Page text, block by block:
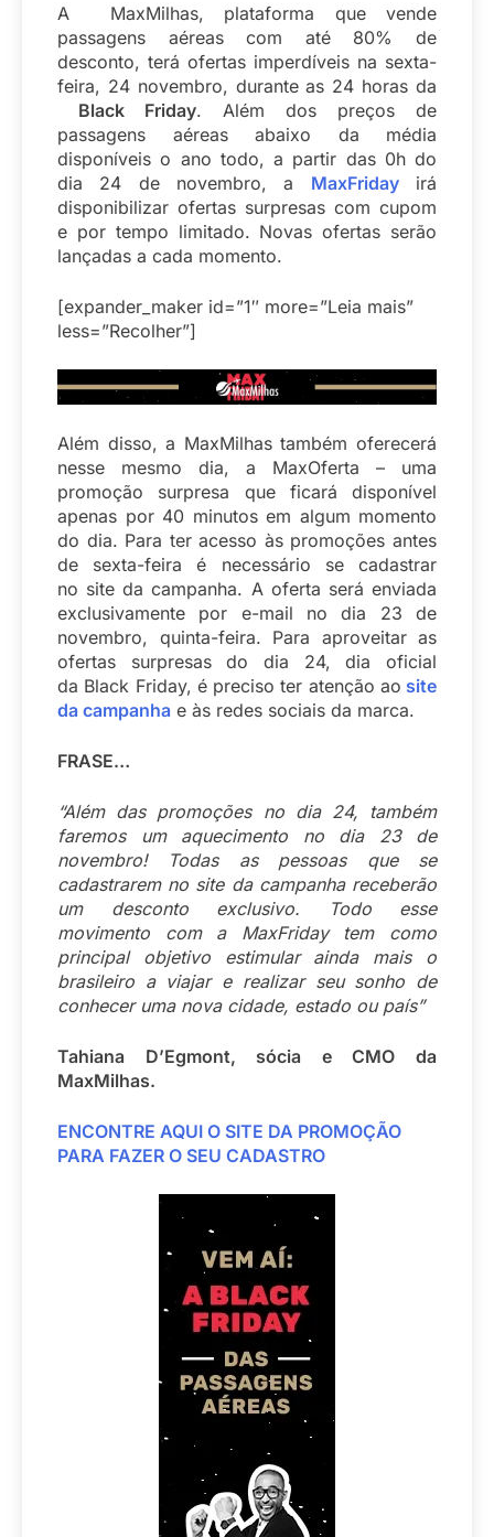
A MaxMilhas, plataforma que vende
passagens aéreas com até 80% de
desconto, terá ofertas imperdíveis na sexta-
feira, 24 novembro, durante as 24 horas da
Black Friday. Além dos preços de
passagens aéreas abaixo da média
disponíveis o ano todo, a partir das 0h do
dia 24 de novembro, a MaxFridayirá
disponibilizar ofertas surpresas com cupom
e por tempo limitado. Novas ofertas serão
lançadas a cada momento.
[expander_maker id=”1″ more=”Leia mais”
less=”Recolher”]
Além disso, a MaxMilhas também oferecerá
nesse mesmo dia, a MaxOferta – uma
promoção surpresa que ficará disponível
apenas por 40 minutos em algum momento
do dia. Para ter acesso às promoções antes
de sexta-feira é necessário se cadastrar
no site da campanha. A oferta será enviada
exclusivamente por e-mail no dia 23 de
novembro, quinta-feira. Para aproveitar as
ofertas surpresas do dia 24, dia oficial
da Black Friday, é preciso ter atenção ao site
da campanha e às redes sociais da marca.
FRASE…
“Além das promoções no dia 24, também
faremos um aquecimento no dia 23 de
novembro! Todas as pessoas que se
cadastrarem no site da campanha receberão
um desconto exclusivo. Todo esse
movimento com a MaxFriday tem como
principal objetivo estimular ainda mais o
brasileiro a viajar e realizar seu sonho de
conhecer uma nova cidade, estado ou país”
Tahiana D’Egmont, sócia e CMO da
MaxMilhas.
ENCONTRE AQUI O SITE DA PROMOÇÃO
PARA FAZER O SEU CADASTRO